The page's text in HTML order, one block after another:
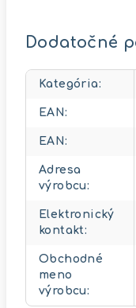
Dodatočné
Kategória:
EAN:
EAN:
Adresa
výrobcu:
Elektronický
kontakt:
Obchodné
meno
výrobcu: